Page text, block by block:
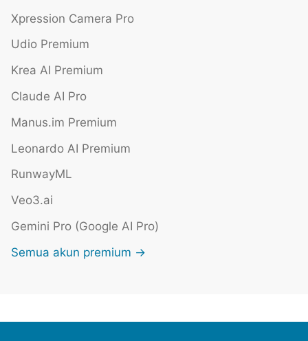
Xpression Camera Pro
Udio Premium
Krea AI Premium
Claude AI Pro
Manus.im Premium
Leonardo AI Premium
RunwayML
Veo3.ai
Gemini Pro (Google AI Pro)
Semua akun premium →